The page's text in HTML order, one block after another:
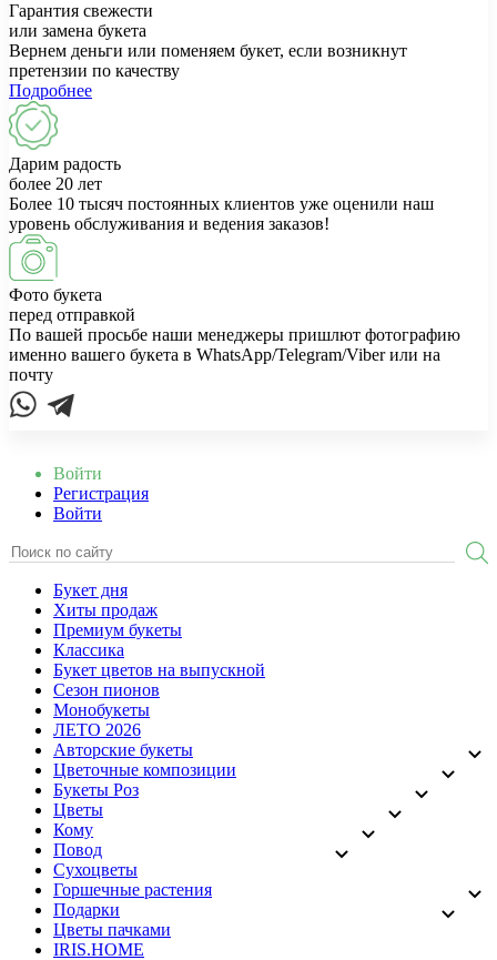
Гарантия свежести
или замена букета
Вернем деньги или поменяем букет, если возникнут
претензии по качеству
Подробнее
Дарим радость
более 20 лет
Более 10 тысяч постоянных клиентов уже оценили наш
уровень обслуживания и ведения заказов!
Фото букета
перед отправкой
По вашей просьбе наши менеджеры пришлют фотографию
именно вашего букета в WhatsApp/Telegram/Viber или на
почту
Войти
Регистрация
Войти
Букет дня
Хиты продаж
Премиум букеты
Классика
Букет цветов на выпускной
Сезон пионов
Монобукеты
ЛЕТО 2026
Авторские букеты
Цветочные композиции
Букеты Роз
Цветы
Кому
Повод
Сухоцветы
Горшечные растения
Подарки
Цветы пачками
IRIS.HOME